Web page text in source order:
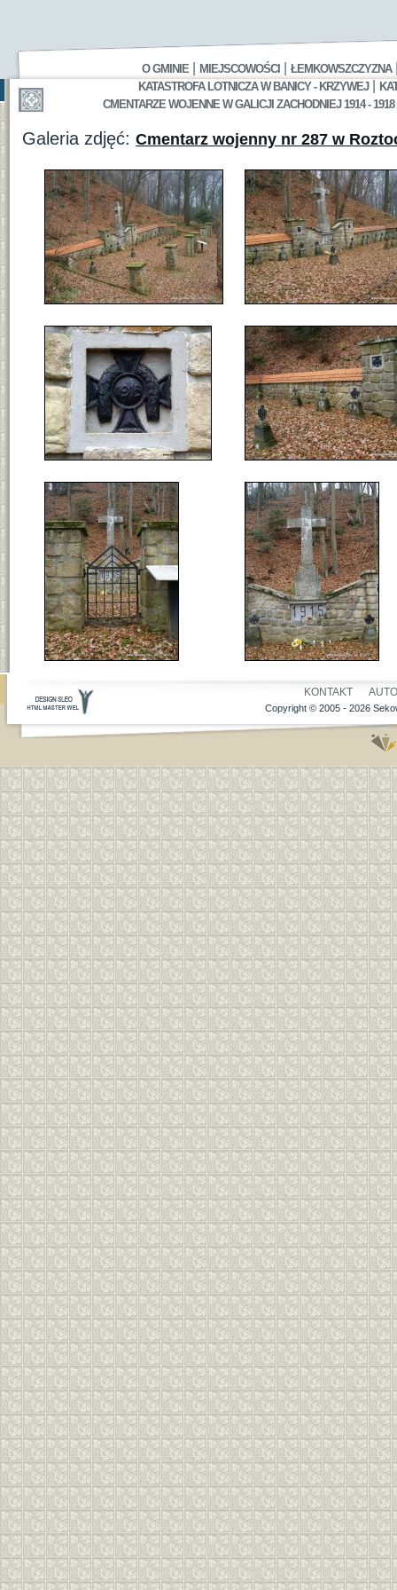
O GMINIE MIEJSCOWOŚCI ŁEMKOWSZCZYZNA
KATASTROFA LOTNICZA W BANICY - KRZYWEJ|
CMENTARZE WOJENNE W GALICJI ZACHODNIEJ 1914 - 1918
Galeria zdjęć: Cmentarz wojenny nr 287 w
KONTAKT
Copyright © 2005 - 2026